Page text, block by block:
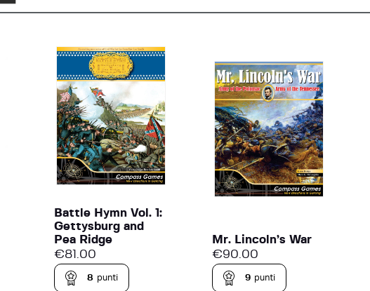
Battle Hymn Vol. 1:
Gettysburg and
Pea Ridge
€81.00
8 punti
Mr. Lincoln’s War
€90.00
9 punti